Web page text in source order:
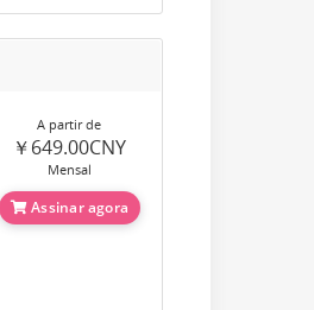
A partir de
￥649.00CNY
Mensal
Assinar agora